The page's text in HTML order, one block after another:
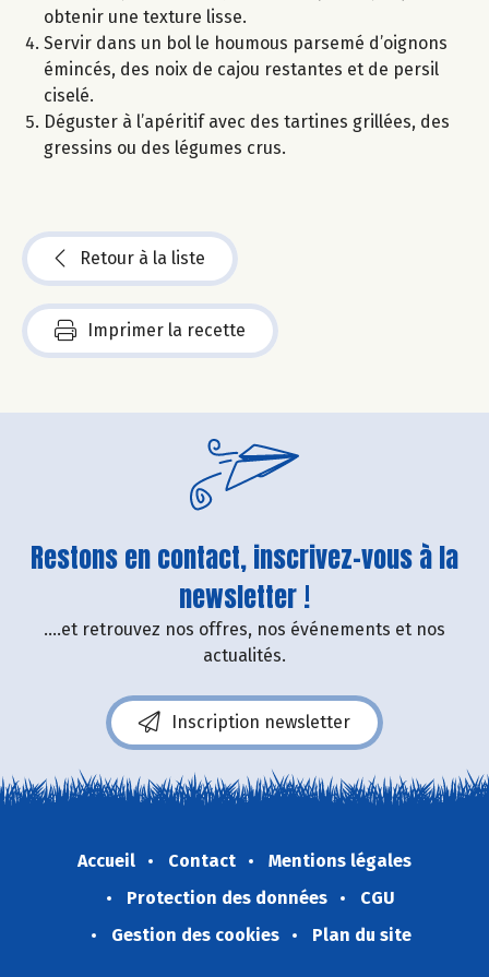
obtenir une texture lisse.
Servir dans un bol le houmous parsemé d’oignons
émincés, des noix de cajou restantes et de persil
ciselé.
Déguster à l’apéritif avec des tartines grillées, des
gressins ou des légumes crus.
Retour à la liste
Imprimer la recette
Restons en contact, inscrivez-vous à la
newsletter !
....et retrouvez nos offres, nos événements et nos
actualités.
Inscription newsletter
Accueil Contact
Mentions légales
Protection des données
CGU
Gestion des cookies
Plan du site